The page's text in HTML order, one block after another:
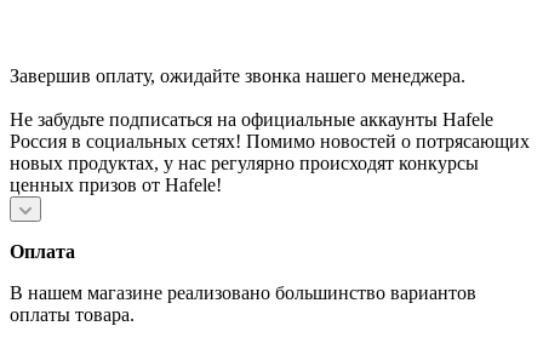
Завершив оплату, ожидайте звонка нашего менеджера.
Не забудьте подписаться на официальные аккаунты Hafele
Россия в социальных сетях! Помимо новостей о потрясающих
новых продуктах, у нас регулярно происходят конкурсы
ценных призов от Hafele!
Оплата
В нашем магазине реализовано большинство вариантов
оплаты товара.